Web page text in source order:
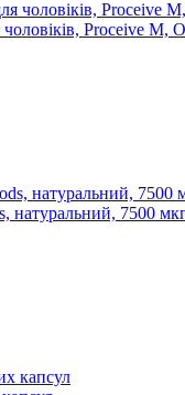
Proceive M,
натуральний, 7500